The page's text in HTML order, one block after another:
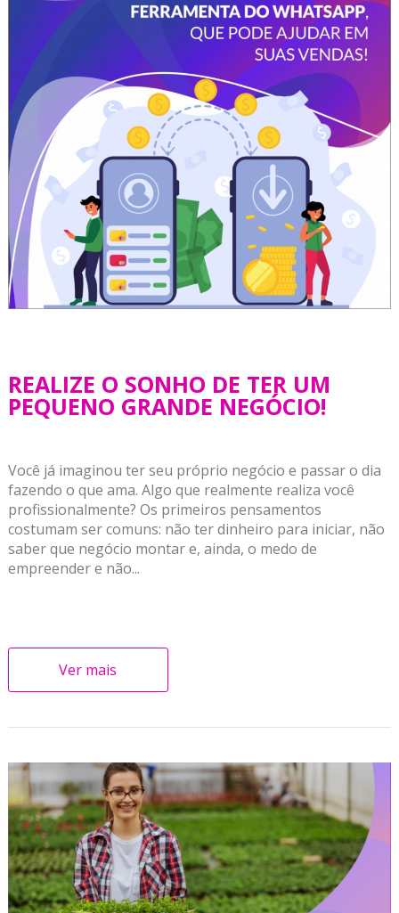
REALIZE O SONHO DE TER UM
PEQUENO GRANDE NEGÓCIO!
Você já imaginou ter seu próprio negócio e passar o dia
fazendo o que ama. Algo que realmente realiza você
profissionalmente? Os primeiros pensamentos
costumam ser comuns: não ter dinheiro para iniciar, não
saber que negócio montar e, ainda, o medo de
empreender e não...
Ver mais